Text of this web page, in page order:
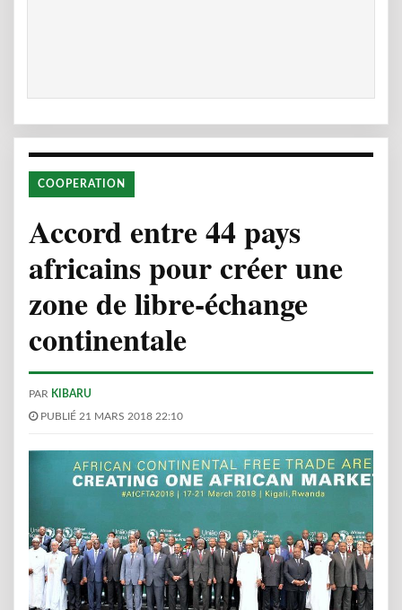
COOPERATION
Accord entre 44 pays
africains pour créer une
zone de libre-échange
continentale
PAR KIBARU
PUBLIÉ 21 MARS 2018 22:10